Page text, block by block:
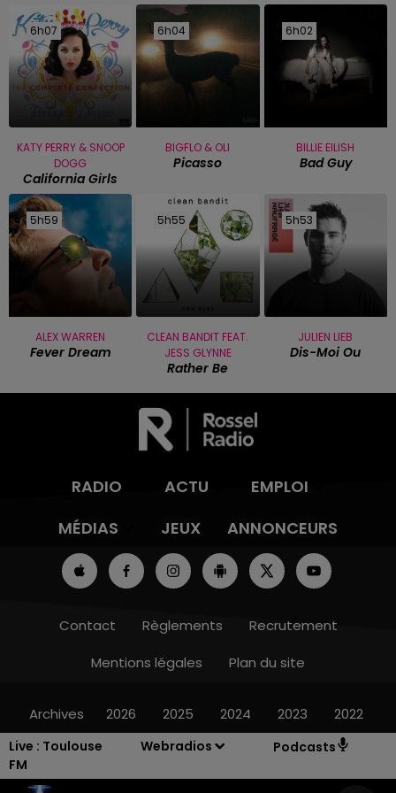
Live : Toulouse
FM
Webradios Podcasts
6h07
6h07
KATY PERRY & SNOOP
DOGG
California Girls
6h04
6h04
BIGFLO & OLI
Picasso
6h02
6h02
BILLIE EILISH
Bad Guy
5h59
5h59
ALEX WARREN
Fever Dream
5h55
5h55
CLEAN BANDIT FEAT.
JESS GLYNNE
Rather Be
5h53
5h53
JULIEN LIEB
Dis-Moi Ou
RADIO ACTU
EMPLOI
MÉDIAS
JEUX ANNONCEURS
Contact Règlements
Recrutement
Mentions légales
Plan du site
Archives 2026 2025 2024 2023 2022